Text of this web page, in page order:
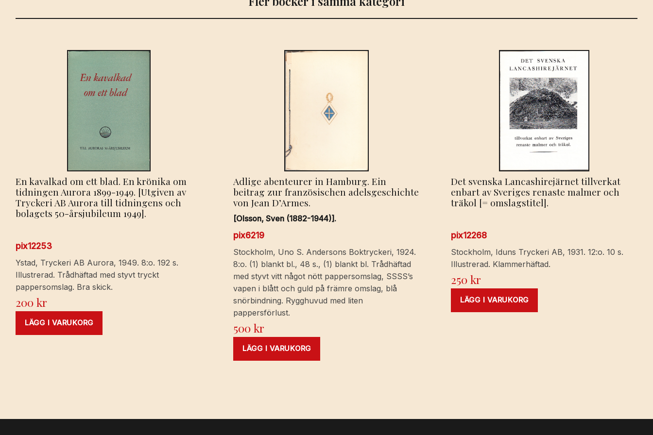
En kavalkad om ett blad. En krönika om
tidningen Aurora 1899-1949. [Utgiven av
Tryckeri AB Aurora till tidningens och
bolagets 50-årsjubileum 1949].
pix12253
Ystad, Tryckeri AB Aurora, 1949. 8:o. 192 s.
Illustrerad. Trådhäftad med styvt tryckt
pappersomslag. Bra skick.
200kr
LÄGG I VARUKORG
Adlige abenteurer in Hamburg. Ein
beitrag zur französischen adelsgeschichte
von Jean D’Armes.
[Olsson, Sven (1882-1944)].
pix6219
Stockholm, Uno S. Andersons Boktryckeri, 1924.
8:o. (1) blankt bl., 48 s., (1) blankt bl. Trådhäftad
med styvt vitt något nött pappersomslag, SSSS’s
vapen i blått och guld på främre omslag, blå
snörbindning. Rygghuvud med liten
pappersförlust.
500kr
LÄGG I VARUKORG
Det svenska Lancashirejärnet tillverkat
enbart av Sveriges renaste malmer och
träkol [= omslagstitel].
pix12268
Stockholm, Iduns Tryckeri AB, 1931. 12:o. 10 s.
Illustrerad. Klammerhäftad.
250kr
LÄGG I VARUKORG